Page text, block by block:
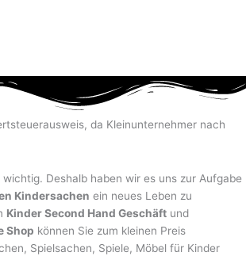
da Kleinunternehmer nach
Deshalb haben wir es uns zur Aufgabe
Kindersachen ein neues Leben zu
Kinder Second Hand Geschäft und
Shop können Sie zum kleinen Preis
Spiel­sachen, Spiele, Möbel für Kinder